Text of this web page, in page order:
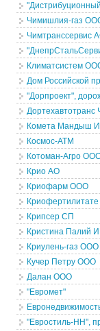
Чимишлия-газ
Чимтранссервис
Климатсистем
Дом Российской
"Дорпроект",
Дортехавтотранс
Комета Мандыш
Космос-АТМ
Котоман-Агро
Крио АО
Криофарм ООО
Крипсер СП
Кристина Палий
Криулень-газ
Кучер Петру ООО
Далан ООО
"Евромет"
"Евростиль-НН",